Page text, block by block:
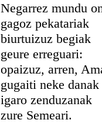
Negarrez mundu
gagoz pekatariak
biurtuizuz begiak
geure erreguari:
opaizuz, arren,
gugaiti neke danak
igaro zenduzanak
zure Semeari.